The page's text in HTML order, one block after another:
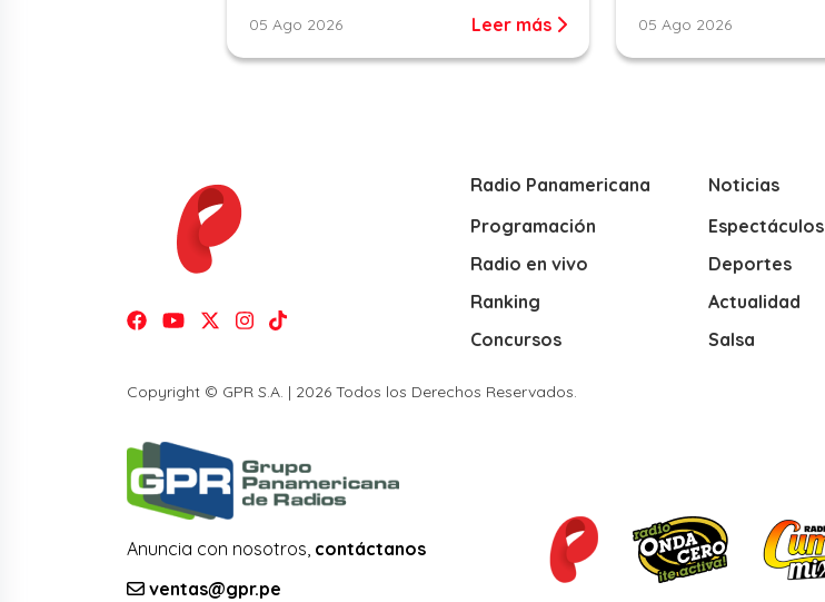
05 Ago 2026 Leer más 05 Ago 2026
Radio Panamericana
Programación
Radio en vivo
Ranking
Concursos
Noticias
Espectáculos
Deportes
Actualidad
Salsa
Copyright © GPR S.A. | 2026 Todos los Derechos Reservados.
Anuncia con nosotros, contáctanos
ventas@gpr.pe